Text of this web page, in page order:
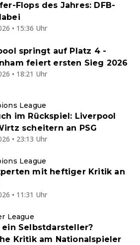
Flops des Jahres: DFB-
• 15:36 Uhr
springt auf Platz 4 -
feiert ersten Sieg 2026
• 18:21 Uhr
League
im Rückspiel: Liverpool
scheitern an PSG
• 23:13 Uhr
League
mit heftiger Kritik an
• 11:31 Uhr
League
Selbstdarsteller?
Kritik am Nationalspieler